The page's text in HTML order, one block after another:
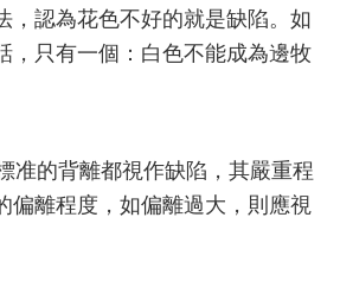
，認為花色不好的就是缺陷。如
，只有一個：白色不能成為邊牧
的背離都視作缺陷，其嚴重程
偏離程度，如偏離過大，則應視